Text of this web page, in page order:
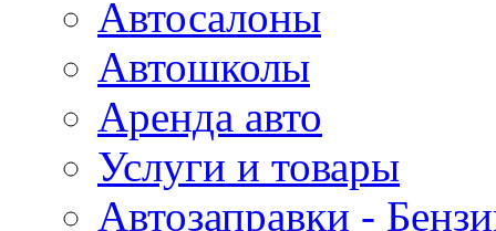
Автосалоны
Автошколы
Аренда авто
Услуги и товары
Автозаправки -